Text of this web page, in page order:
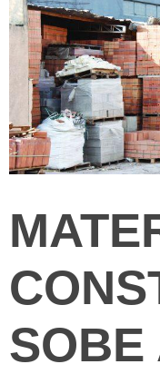
SOBE